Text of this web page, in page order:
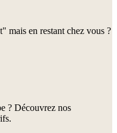
mais en restant chez vous ?
? Découvrez nos